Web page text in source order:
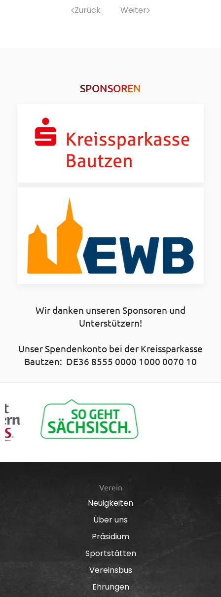
Zurück Weiter
SPONSOREN
Wir danken unseren Sponsoren und
Unterstützern!
Unser Spendenkonto bei der Kreissparkasse
Bautzen: DE36 8555 0000 1000 0070 10
Verein
Neuigkeiten
Über uns
Präsidium
Sportstätten
Vereinsbus
Ehrungen